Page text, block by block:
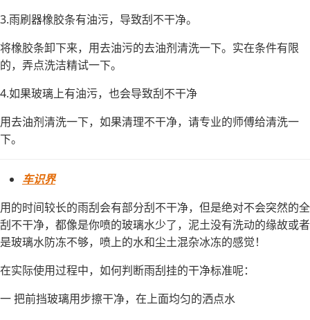
3.雨刷器橡胶条有油污，导致刮不干净。
将橡胶条卸下来，用去油污的去油剂清洗一下。实在条件有限
的，弄点洗洁精试一下。
4.如果玻璃上有油污，也会导致刮不干净
用去油剂清洗一下，如果清理不干净，请专业的师傅给清洗一
下。
车识界
用的时间较长的雨刮会有部分刮不干净，但是绝对不会突然的全
刮不干净，都像是你喷的玻璃水少了，泥土没有洗动的缘故或者
是玻璃水防冻不够，喷上的水和尘土混杂冰冻的感觉！
在实际使用过程中，如何判断雨刮挂的干净标准呢：
一 把前挡玻璃用步擦干净，在上面均匀的洒点水